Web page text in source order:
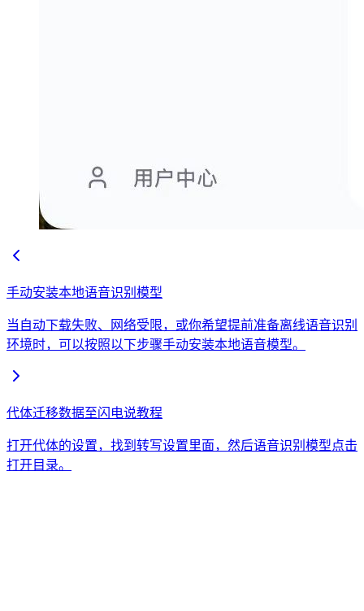
手动安装本地语音识别模型
当自动下载失败、网络受限，或你希望提前准备离线语音识别
环境时，可以按照以下步骤手动安装本地语音模型。
代体迁移数据至闪电说教程
打开代体的设置，找到转写设置里面，然后语音识别模型点击
打开目录。